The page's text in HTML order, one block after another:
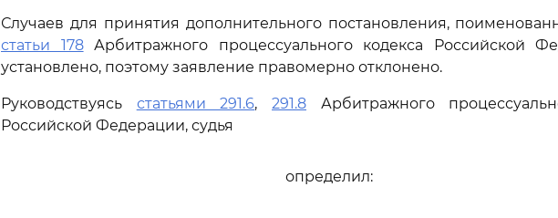
Случаев для принятия дополнительного постановления,
статьи 178Арбитражного процессуального кодекса Российской
установлено, поэтому заявление правомерно отклонено.
Руководствуясь статьями 291.6,291.8 Арбитражного
Российской Федерации, судья
определил: